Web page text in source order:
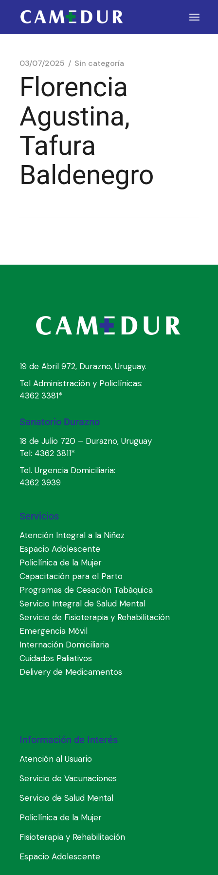
03/07/2025 Sin categoría
Florencia
Agustina,
Tafura
Baldenegro
19 de Abril 972, Durazno, Uruguay.
Tel Administración y Policlínicas:
4362 3381*
Sanatorio Durazno
18 de Julio 720 – Durazno, Uruguay
Tel: 4362 3811*
Tel. Urgencia Domiciliaria:
4362 3939
Servicios
Atención Integral a la Niñez
Espacio Adolescente
Policlínica de la Mujer
Capacitación para el Parto
Programas de Cesación Tabáquica
Servicio Integral de Salud Mental
Servicio de Fisioterapia y Rehabilitación
Emergencia Móvil
Internación Domiciliaria
Cuidados Paliativos
Delivery de Medicamentos
Información de Interés
Atención al Usuario
Servicio de Vacunaciones
Servicio de Salud Mental
Policlínica de la Mujer
Fisioterapia y Rehabilitación
Espacio Adolescente